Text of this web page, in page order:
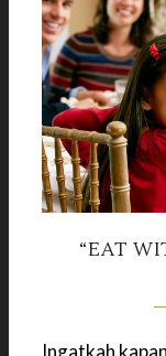
“EAT
Ingatkah